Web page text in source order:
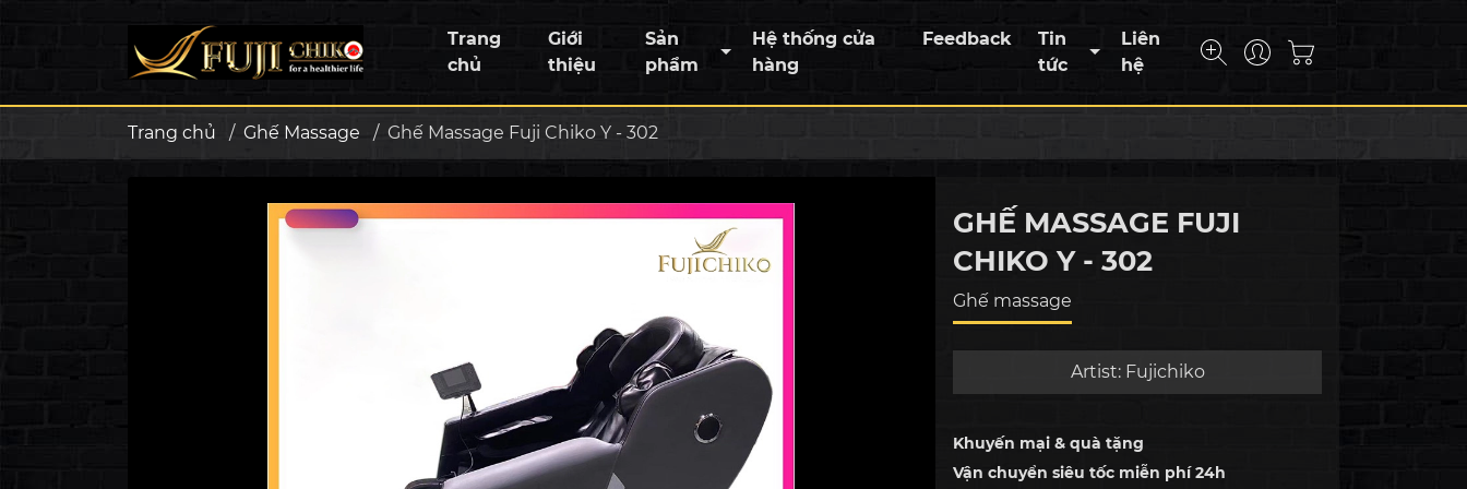
Trang
chủ
Giới
thiệu
Sản
phẩm
Hệ thống cửa
hàng
Feedback
Tin
tức
Liên
hệ
Trang chủ / Ghế Massage / Ghế Massage Fuji Chiko Y - 302
GHẾ MASSAGE FUJI
CHIKO Y - 302
Ghế massage
Artist: Fujichiko
Khuyến mại & quà tặng
Vận chuyển siêu tốc miễn phí 24h